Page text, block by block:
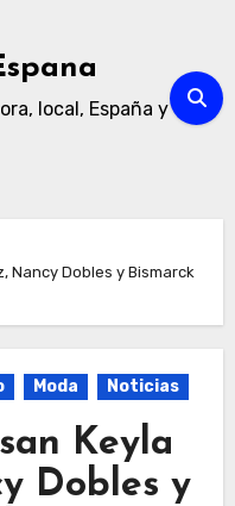
local, España y
Nancy Dobles y Bismarck
Moda Noticias
Keyla
Dobles y